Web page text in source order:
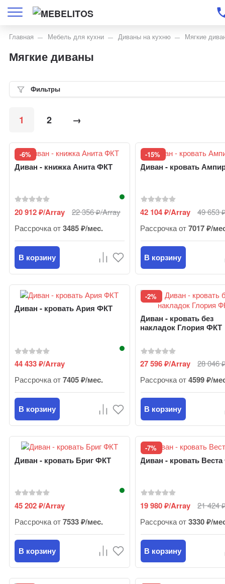
Главная Мебель для кухни Диваны на кухню Мягкие
Мягкие диваны
Фильтры
1 2 →
-6%
Диван - книжка Анита ФКТ
20 912₽/Array 22 356₽/Array
Рассрочка от3485 ₽/мес.
В корзину
-15%
Диван - кровать
42 104₽/Array 49 653
Рассрочка от7017 ₽/
В корзину
Диван - кровать Ария ФКТ
44 433₽/Array
Рассрочка от7405 ₽/мес.
В корзину
-2%
Диван - кровать без
накладок Глория ФКТ
27 596₽/Array 28 046
Рассрочка от4599 ₽/
В корзину
Диван - кровать Бриг ФКТ
45 202₽/Array
Рассрочка от7533 ₽/мес.
В корзину
-7%
Диван - кровать
19 980₽/Array 21 424
Рассрочка от3330 ₽/
В корзину